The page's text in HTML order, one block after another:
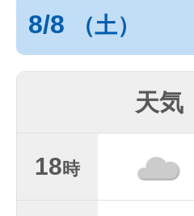
8/8 （土）
天気
18時